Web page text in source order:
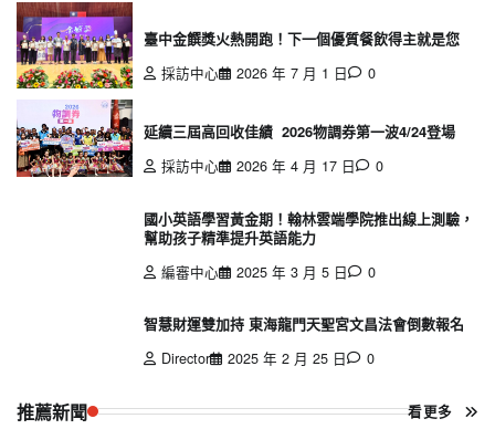
臺中金饌獎火熱開跑！下一個優質餐飲得主就是您
採訪中心
2026 年 7 月 1 日 0
延續三屆高回收佳績 2026物調券第一波4/24登場
採訪中心
2026 年 4 月 17 日 0
國小英語學習黃金期！翰林雲端學院推出線上測驗，
幫助孩子精準提升英語能力
編審中心
2025 年 3 月 5 日 0
智慧財運雙加持 東海龍門天聖宮文昌法會倒數報名
Director
2025 年 2 月 25 日 0
推薦新聞 看更多